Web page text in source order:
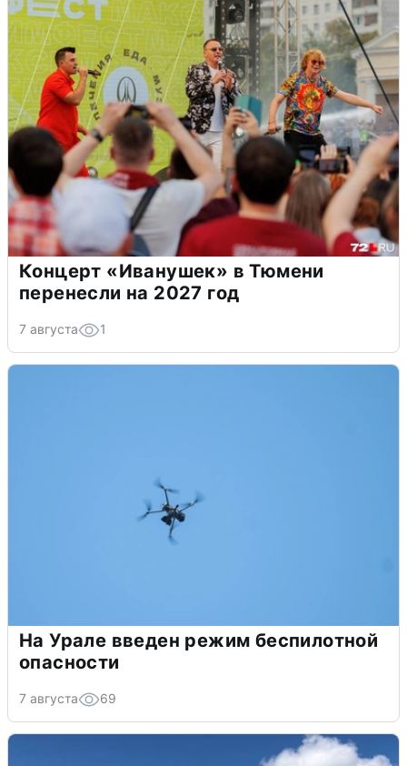
Концерт «Иванушек» в Тюмени
перенесли на 2027 год
7 августа 1
На Урале введен режим беспилотной
опасности
7 августа 69